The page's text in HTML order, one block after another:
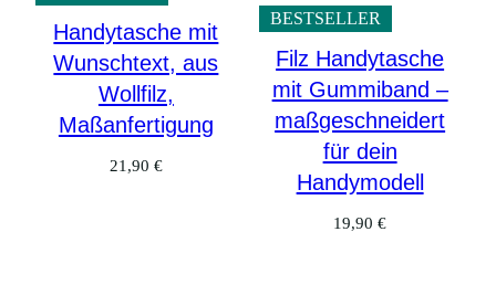
Handytasche mit
Wunschtext, aus
Wollfilz,
Maßanfertigung
21,90 €
BESTSELLER
Filz Handytasche
mit Gummiband –
maßgeschneidert
für dein
Handymodell
19,90€